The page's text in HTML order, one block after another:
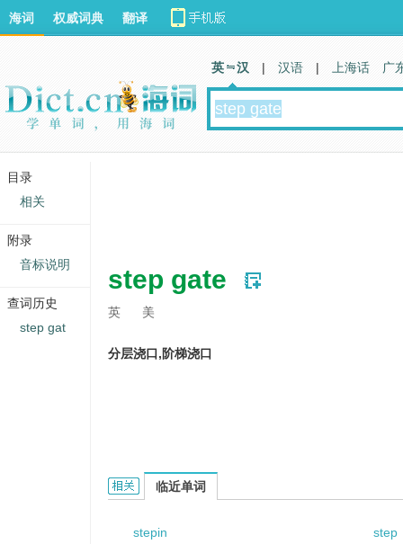
step gate
英 美
分层浇口,阶梯浇口
step gate的相关资料：
临近单词
stepin
step
海词 权威词典 翻译
英 汉 | 汉语 | 上海话 广
目录
相关
附录
音标说明
查词历史
step gat